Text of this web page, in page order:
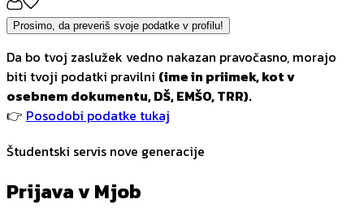
Prosimo, da preveriš svoje podatke v profilu!
Da bo tvoj zaslužek vedno nakazan pravočasno, morajo
biti tvoji podatki pravilni (ime in priimek, kot v
osebnem dokumentu, DŠ, EMŠO, TRR).
👉 Posodobi podatke tukaj
Študentski servis nove generacije
Prijava v Mjob